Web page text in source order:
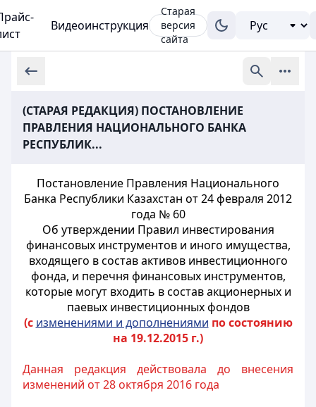
Видеоинструкция
Старая
версия
сайта
(СТАРАЯ РЕДАКЦИЯ) ПОСТАНОВЛЕНИЕ
ПРАВЛЕНИЯ НАЦИОНАЛЬНОГО БАНКА
РЕСПУБЛИК...
Постановление Правления Национального
Банка Республики Казахстан от 24 февраля 2012
года № 60
Об утверждении Правил инвестирования
финансовых инструментов и иного имущества,
входящего в состав активов инвестиционного
фонда, и перечня финансовых инструментов,
которые могут входить в состав акционерных и
паевых инвестиционных фондов
(с изменениями и дополнениями по состоянию
на 19.12.2015 г.)
Данная редакция действовала до внесения
изменений от 28 октября 2016 года